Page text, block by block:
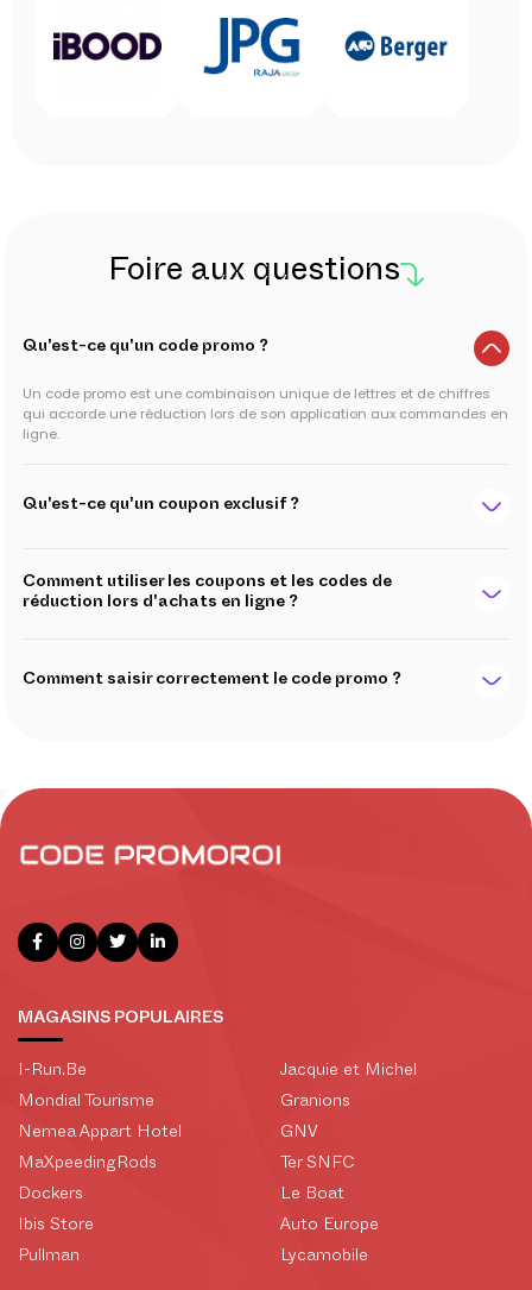
Foire aux questions
Qu'est-ce qu'un code promo ?
Un code promo est une combinaison unique de lettres et de chiffres
qui accorde une réduction lors de son application aux commandes en
ligne.
Qu'est-ce qu'un coupon exclusif ?
Comment utiliser les coupons et les codes de
réduction lors d'achats en ligne ?
Comment saisir correctement le code promo ?
MAGASINS POPULAIRES
I-Run.Be
Mondial Tourisme
Nemea Appart Hotel
MaXpeedingRods
Dockers
Ibis Store
Pullman
Jacquie et Michel
Granions
GNV
Ter SNFC
Le Boat
Auto Europe
Lycamobile